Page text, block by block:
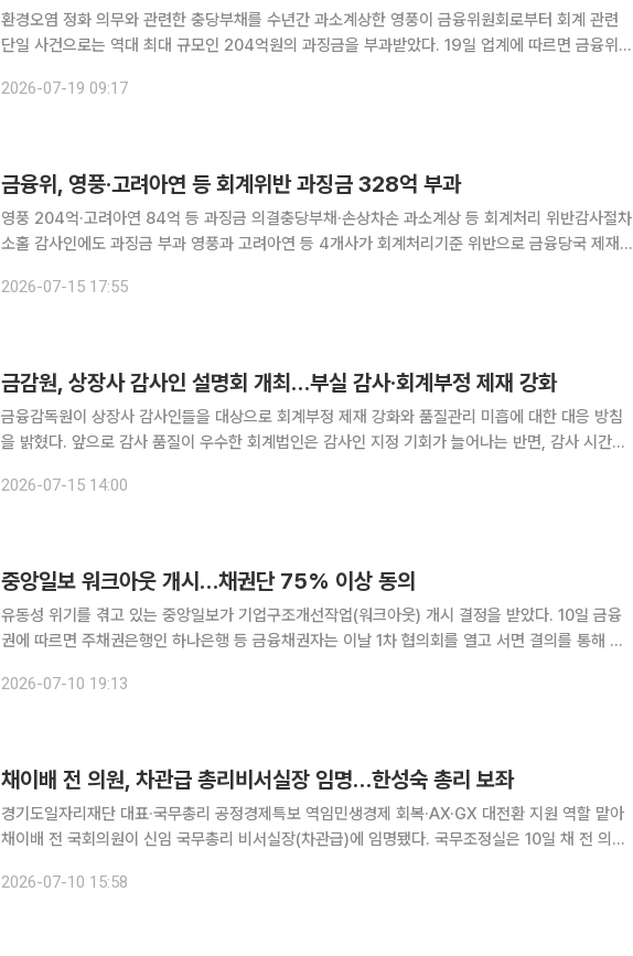
환경오염 정화 의무와 관련한 충당부채를 수년간 과소계상한 영풍이 금융위원회로부터 회계 관련
단일 사건으로는 역대 최대 규모인 204억원의 과징금을 부과받았다. 19일 업계에 따르면 금융위는
억7410만원을 부과했다. 금융위 관계자에 따르면 이번 과징금 규
2026-07-19 09:17
금융위, 영풍·고려아연 등 회계위반 과징금 328억 부과
영풍 204억·고려아연 84억 등 과징금 의결충당부채·손상차손 과소계상 등 회계처리 위반감사절차
소홀 감사인에도 과징금 부과 영풍과 고려아연 등 4개사가 회계처리기준 위반으로 금융당국 제재를
금융위원회는 15일 제13차 회의에서 회계처리기준을 위반해 재무
2026-07-15 17:55
금감원, 상장사 감사인 설명회 개최…부실 감사·회계부정 제재 강화
금융감독원이 상장사 감사인들을 대상으로 회계부정 제재 강화와 품질관리 미흡에 대한 대응 방침
을 밝혔다. 앞으로 감사 품질이 우수한 회계법인은 감사인 지정 기회가 늘어나는 반면, 감사 시간을
된다. 15일 금감원은 서울 본원 대강당에서 주권상장법인 감사인의
2026-07-15 14:00
중앙일보 워크아웃 개시…채권단 75% 이상 동의
유동성 위기를 겪고 있는 중앙일보가 기업구조개선작업(워크아웃) 개시 결정을 받았다. 10일 금융
권에 따르면 주채권은행인 하나은행 등 금융채권자는 이날 1차 협의회를 열고 서면 결의를 통해 중
의하면 개시된다. 이날 오후 6시 채권액 기준 75% 이상의 찬성 동
2026-07-10 19:13
채이배 전 의원, 차관급 총리비서실장 임명…한성숙 총리 보좌
경기도일자리재단 대표·국무총리 공정경제특보 역임민생경제 회복·AX·GX 대전환 지원 역할 맡아
채이배 전 국회의원이 신임 국무총리 비서실장(차관급)에 임명됐다. 국무조정실은 10일 채 전 의원
전북 군산 출신으로 인천 계산고와 고려대학교 행정학과를 졸업
2026-07-10 15:58